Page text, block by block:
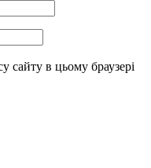
сайту в цьому браузері